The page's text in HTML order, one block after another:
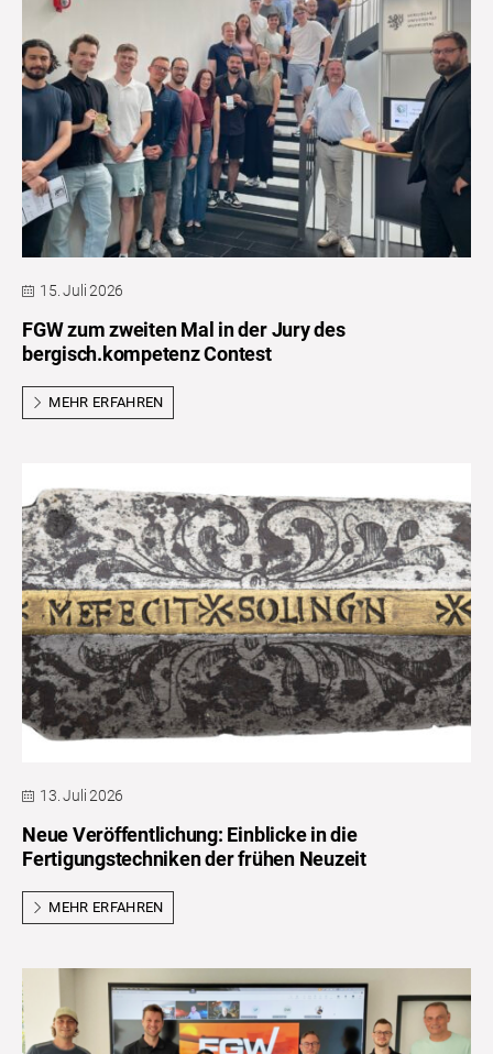
15. Juli 2026
FGW zum zweiten Mal in der Jury des
bergisch.kompetenz Contest
MEHR ERFAHREN
13. Juli 2026
Neue Veröffentlichung: Einblicke in die
Fertigungstechniken der frühen Neuzeit
MEHR ERFAHREN